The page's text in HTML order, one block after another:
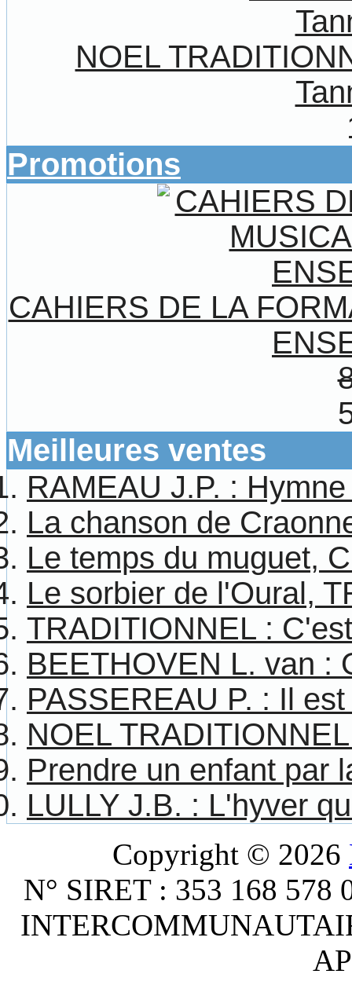
NOEL
Promotions
CAHIERS DE LA
Meilleures ventes
RAMEAU J.P. :
La chanson de
Le temps du muguet,
Le sorbier de l'Oural,
TRADITIONNEL :
BEETHOVEN L. van :
PASSEREAU P. : Il
NOEL
Prendre un enfant par
LULLY J.B. : L'hyver
Copyright © 2026
N° SIRET : 353 168